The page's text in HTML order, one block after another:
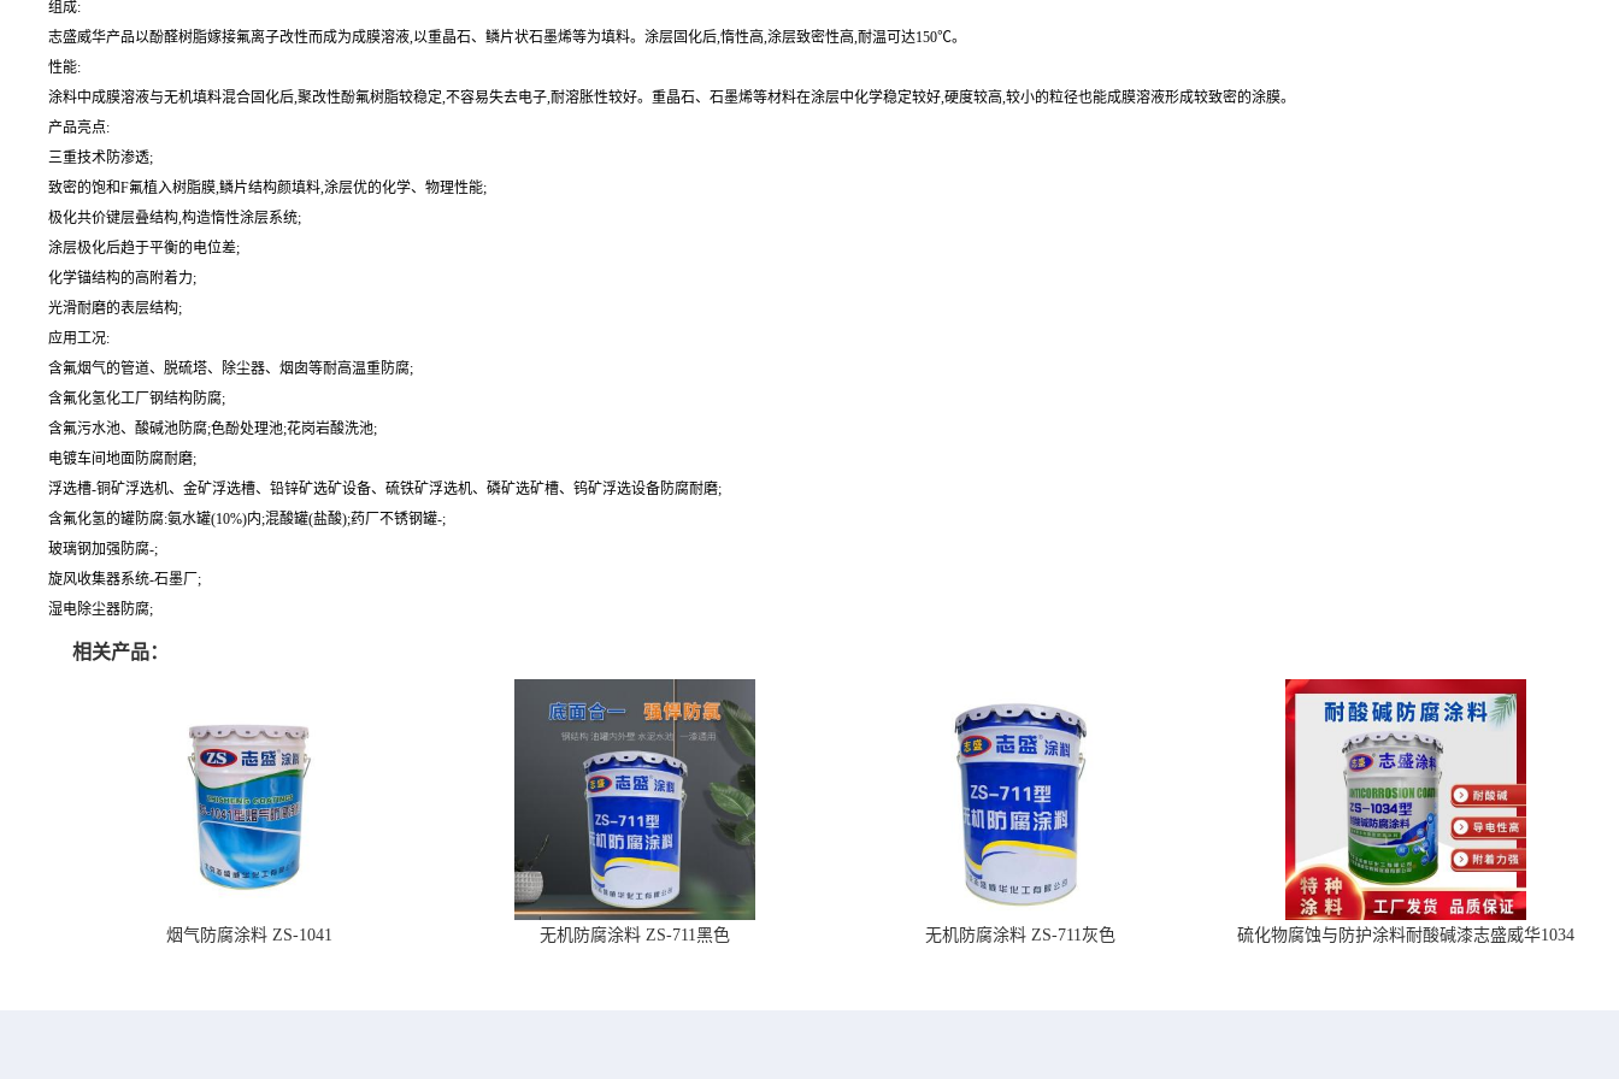
组成:
志盛威华产品以酚醛树脂嫁接氟离子改性而成为成膜溶液,以重晶石、鳞片状石墨烯等为填料。涂层固化后,惰性高,涂层致密性高,耐温可达150℃。
性能:
涂料中成膜溶液与无机填料混合固化后,聚改性酚氟树脂较稳定,不容易失去电子,耐溶胀性较好。重晶石、石墨烯等材料在涂层中化学稳定较好,硬度较高,较小的粒径也能成膜溶液形成较致密的涂膜。
产品亮点:
三重技术防渗透;
致密的饱和F氟植入树脂膜,鳞片结构颜填料,涂层优的化学、物理性能;
极化共价键层叠结构,构造惰性涂层系统;
涂层极化后趋于平衡的电位差;
化学锚结构的高附着力;
光滑耐磨的表层结构;
应用工况:
含氟烟气的管道、脱硫塔、除尘器、烟囱等耐高温重防腐;
含氟化氢化工厂钢结构防腐;
含氟污水池、酸碱池防腐;色酚处理池;花岗岩酸洗池;
电镀车间地面防腐耐磨;
浮选槽-铜矿浮选机、金矿浮选槽、铅锌矿选矿设备、硫铁矿浮选机、磷矿选矿槽、钨矿浮选设备防腐耐磨;
含氟化氢的罐防腐:氨水罐(10%)内;混酸罐(盐酸);药厂不锈钢罐-;
玻璃钢加强防腐-;
旋风收集器系统-石墨厂;
湿电除尘器防腐;
相关产品：
烟气防腐涂料 ZS-1041 无机防腐涂料 ZS-711黑色 无机防腐涂料 ZS-711灰色 硫化物腐蚀与防护涂料耐酸碱漆志盛威华1034